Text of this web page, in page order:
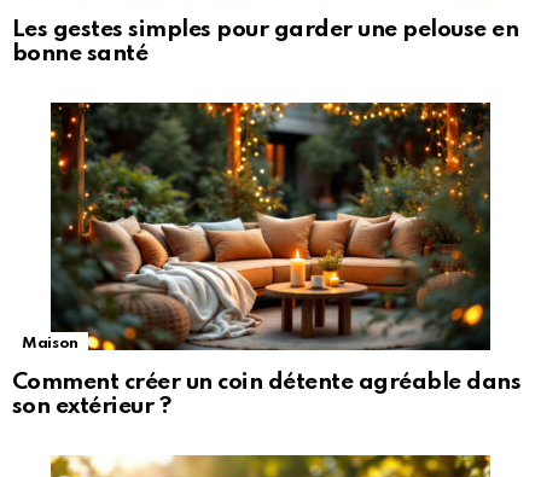
Les gestes simples pour garder une pelouse en
bonne santé
Maison
Comment créer un coin détente agréable dans
son extérieur ?